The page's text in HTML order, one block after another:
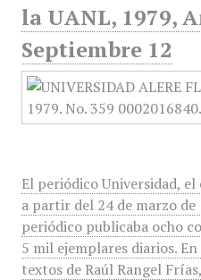
la UANL, 1979,
Septiembre 12
El periódico Universidad,
a partir del 24 de marzo de
periódico publicaba ocho
5 mil ejemplares diarios.
textos de Raúl Rangel